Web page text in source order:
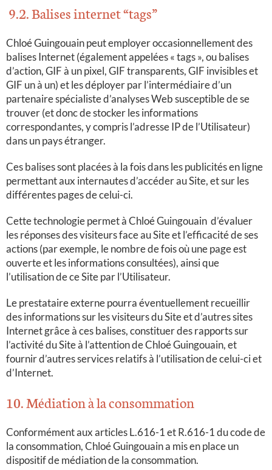
9.2. Balises internet “tags”
Chloé Guingouain peut employer occasionnellement des
balises Internet (également appelées « tags », ou balises
d’action, GIF à un pixel, GIF transparents, GIF invisibles et
GIF un à un) et les déployer par l’intermédiaire d’un
partenaire spécialiste d’analyses Web susceptible de se
trouver (et donc de stocker les informations
correspondantes, y compris l’adresse IP de l’Utilisateur)
dans un pays étranger.
Ces balises sont placées à la fois dans les publicités en ligne
permettant aux internautes d’accéder au Site, et sur les
différentes pages de celui-ci.
Cette technologie permet à Chloé Guingouain d’évaluer
les réponses des visiteurs face au Site et l’efficacité de ses
actions (par exemple, le nombre de fois où une page est
ouverte et les informations consultées), ainsi que
l’utilisation de ce Site par l’Utilisateur.
Le prestataire externe pourra éventuellement recueillir
des informations sur les visiteurs du Site et d’autres sites
Internet grâce à ces balises, constituer des rapports sur
l’activité du Site à l’attention de Chloé Guingouain, et
fournir d’autres services relatifs à l’utilisation de celui-ci et
d’Internet.
10. Médiation à la consommation
Conformément aux articles L.616-1 et R.616-1 du code de
la consommation, Chloé Guingouain a mis en place un
dispositif de médiation de la consommation.